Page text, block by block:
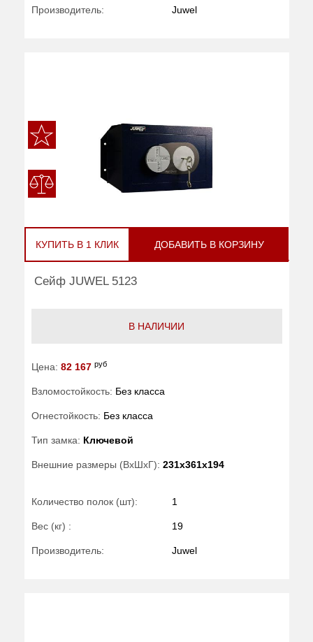
Производитель: Juwel
КУПИТЬ В 1 КЛИК ДОБАВИТЬ В КОРЗИНУ
Сейф JUWEL 5123
В НАЛИЧИИ
Цена: 82 167 руб
Взломостойкость: Без класса
Огнестойкость: Без класса
Тип замка: Ключевой
Внешние размеры (ВхШхГ): 231x361x194
Количество полок (шт): 1
Вес (кг) : 19
Производитель: Juwel